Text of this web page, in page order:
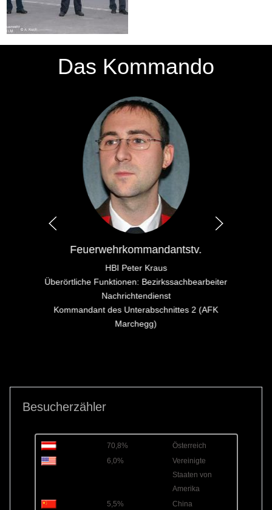
Das Kommando
Leiter d. Verwaltungsdienstes
V Ing. Michael Holzbauer
Besucherzähler
70,8%
Österreich
6,0%
Vereinigte
Staaten von
Amerika
5,5%
China